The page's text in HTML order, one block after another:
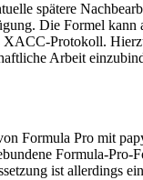
spätere
Die Formel
Protokoll.
Arbeit
Formula Pro mit
Formula-
ist allerdings